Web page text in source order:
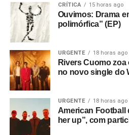
CRÍTICA 15 horas ago
Ouvimos: Drama
polimórfica” (EP)
URGENTE 18 horas ago
Rivers Cuomo
no novo single do
URGENTE 18 horas ago
American Football
her up”, com